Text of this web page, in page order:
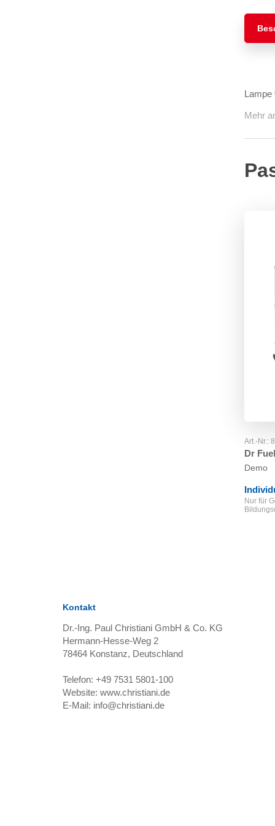
Lampe
Mehr
Art.-Nr.:
Dr
Demo
Nur für
Kontakt
Dr.-Ing. Paul Christiani GmbH & Co. KG
Hermann-Hesse-Weg 2
78464 Konstanz, Deutschland
Telefon: +49 7531 5801-100
Website: www.christiani.de
E-Mail: info@christiani.de